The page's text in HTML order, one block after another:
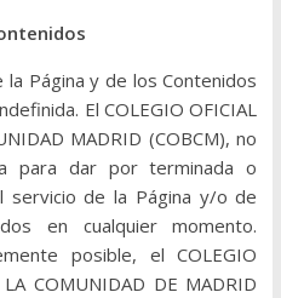
Página y de los Contenidos
El COLEGIO OFICIAL
MADRID (COBCM), no
para dar por terminada o
servicio de la Página y/o de
en cualquier momento.
posible, el COLEGIO
COMUNIDAD DE MADRID